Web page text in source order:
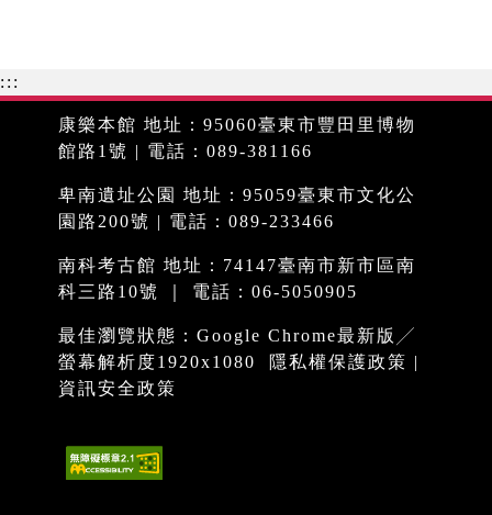
:::
康樂本館 地址：95060臺東市豐田里博物
館路1號 | 電話：089-381166
卑南遺址公園 地址：95059臺東市文化公
園路200號 | 電話：089-233466
南科考古館 地址：74147臺南市新市區南
科三路10號 ｜ 電話：06-5050905
最佳瀏覽狀態：Google Chrome最新版╱
螢幕解析度1920x1080
隱私權保護政策 |
資訊安全政策